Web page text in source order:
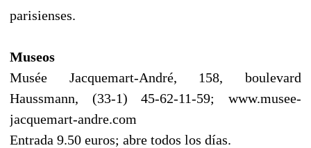
parisienses.
Museos
Musée Jacquemart-André, 158, boulevard
Haussmann, (33-1) 45-62-11-59; www.musee-
jacquemart-andre.com
Entrada 9.50 euros; abre todos los días.